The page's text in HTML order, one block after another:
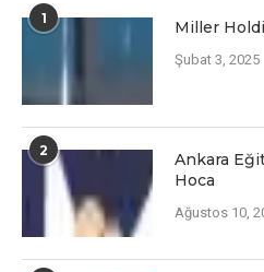
1 Miller
Şubat 3, 2025
2
Ankara
Hoca
Ağustos 10,